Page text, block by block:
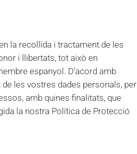
la recollida i tractament de les
i llibertats, tot això en
espanyol. D’acord amb
les vostres dades personals, per
amb quines finalitats, que
la nostra Política de Protecció